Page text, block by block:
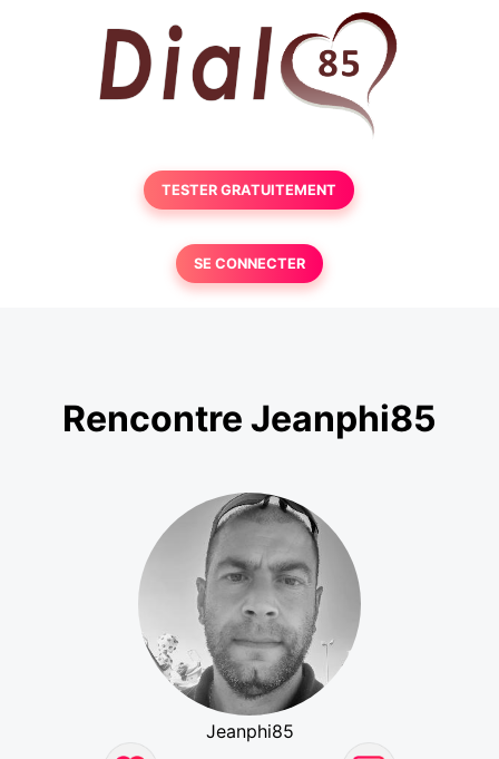
TESTER GRATUITEMENT
SE CONNECTER
Rencontre Jeanphi85
Jeanphi85